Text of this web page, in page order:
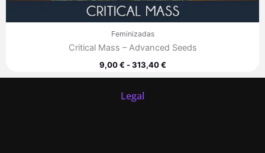
Feminizadas
Critical Mass – Advanced Seeds
9,00€ - 313,40€
Legal